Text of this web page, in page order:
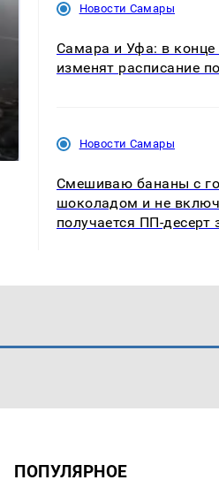
ждать всем нам?
Новости Самары
Самара и Уфа: в конце
изменят расписание
Новости Самары
Смешиваю бананы с
шоколадом и не
получается ПП-десерт
ПОПУЛЯРНОЕ